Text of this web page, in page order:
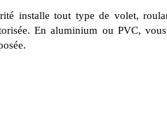
installe tout type de volet,
En aluminium ou PVC,